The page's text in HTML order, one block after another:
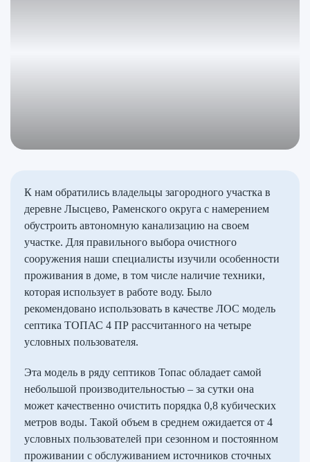
К нам обратились владельцы загородного участка в
деревне Лысцево, Раменского округа с намерением
обустроить автономную канализацию на своем
участке. Для правильного выбора очистного
сооружения наши специалисты изучили особенности
проживания в доме, в том числе наличие техники,
которая использует в работе воду. Было
рекомендовано использовать в качестве ЛОС модель
септика ТОПАС 4 ПР рассчитанного на четыре
условных пользователя.
Эта модель в ряду септиков Топас обладает самой
небольшой производительностью – за сутки она
может качественно очистить порядка 0,8 кубических
метров воды. Такой объем в среднем ожидается от 4
условных пользователей при сезонном и постоянном
проживании с обслуживанием источников сточных